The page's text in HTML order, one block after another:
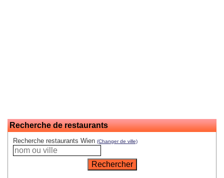
Recherche de restaurants
Recherche restaurants Wien (Changer de ville)